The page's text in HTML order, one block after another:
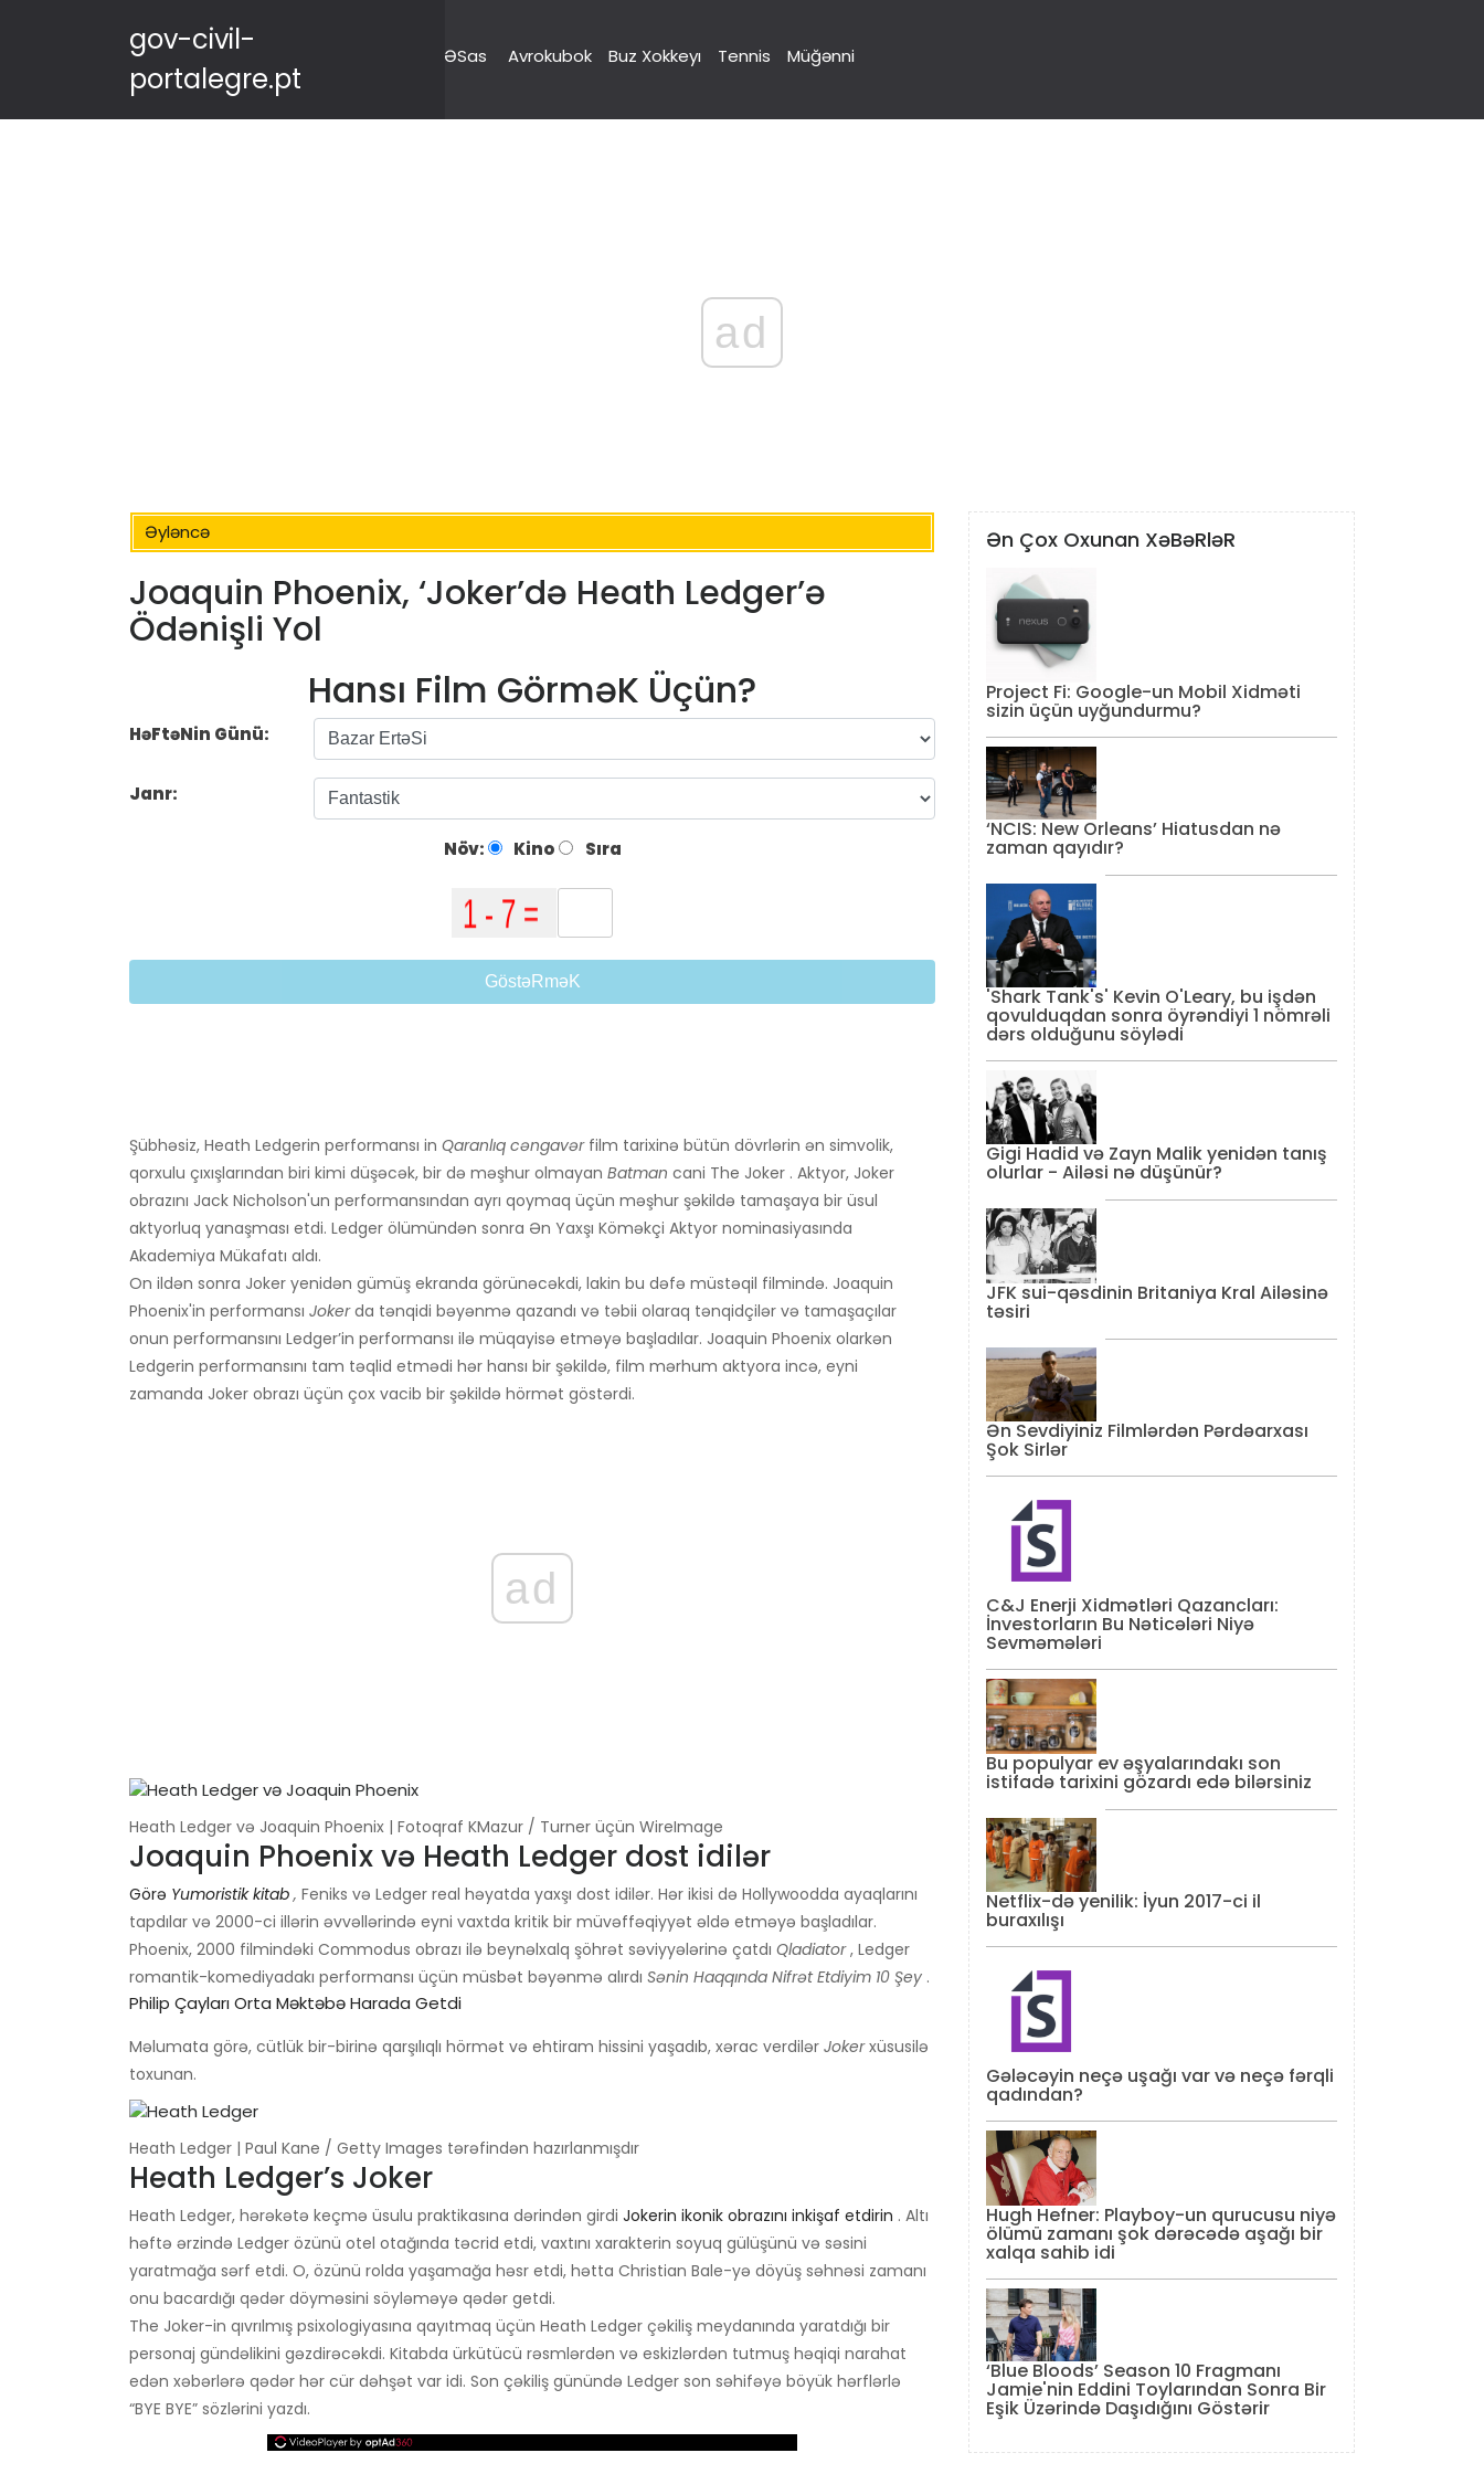
gov-civil-
portalegre.pt
ƏSas Avrokubok Buz Xokkeyı Tennis Müğənni
ad
Əyləncə
Joaquin Phoenix, ‘Joker’də Heath Ledger’ə
Ödənişli Yol
Hansı Film GörməK Üçün?
HəFtəNin Günü:
Janr:
Növ: Kino Sıra
GöstəRməK
Şübhəsiz, Heath Ledgerin performansı in Qaranlıq cəngavərfilm tarixinə bütün dövrlərin ən simvolik,
qorxulu çıxışlarından biri kimi düşəcək, bir də məşhur olmayan Batman cani The Joker . Aktyor, Joker
obrazını Jack Nicholson'un performansından ayrı qoymaq üçün məşhur şəkildə tamaşaya bir üsul
aktyorluq yanaşması etdi. Ledger ölümündən sonra Ən Yaxşı Köməkçi Aktyor nominasiyasında
Akademiya Mükafatı aldı.
On ildən sonra Joker yenidən gümüş ekranda görünəcəkdi, lakin bu dəfə müstəqil filmində. Joaquin
Phoenix'in performansı Jokerda tənqidi bəyənmə qazandı və təbii olaraq tənqidçilər və tamaşaçılar
onun performansını Ledger’in performansı ilə müqayisə etməyə başladılar. Joaquin Phoenix olarkən
Ledgerin performansını tam təqlid etmədi hər hansı bir şəkildə, film mərhum aktyora incə, eyni
zamanda Joker obrazı üçün çox vacib bir şəkildə hörmət göstərdi.
ad
Heath Ledger və Joaquin Phoenix | Fotoqraf KMazur / Turner üçün WireImage
Joaquin Phoenix və Heath Ledger dost idilər
Görə Yumoristik kitab, Feniks və Ledger real həyatda yaxşı dost idilər. Hər ikisi də Hollywoodda ayaqlarını
tapdılar və 2000-ci illərin əvvəllərində eyni vaxtda kritik bir müvəffəqiyyət əldə etməyə başladılar.
Phoenix, 2000 filmindəki Commodus obrazı ilə beynəlxalq şöhrət səviyyələrinə çatdı Qladiator, Ledger
romantik-komediyadakı performansı üçün müsbət bəyənmə alırdı Sənin Haqqında Nifrət Etdiyim 10 Şey .
Philip Çayları Orta Məktəbə Harada Getdi
Məlumata görə, cütlük bir-birinə qarşılıqlı hörmət və ehtiram hissini yaşadıb, xərac verdilər Jokerxüsusilə
toxunan.
Heath Ledger | Paul Kane / Getty Images tərəfindən hazırlanmışdır
Heath Ledger’s Joker
Heath Ledger, hərəkətə keçmə üsulu praktikasına dərindən girdi Jokerin ikonik obrazını inkişaf etdirin . Altı
həftə ərzində Ledger özünü otel otağında təcrid etdi, vaxtını xarakterin soyuq gülüşünü və səsini
yaratmağa sərf etdi. O, özünü rolda yaşamağa həsr etdi, hətta Christian Bale-yə döyüş səhnəsi zamanı
onu bacardığı qədər döyməsini söyləməyə qədər getdi.
The Joker-in qıvrılmış psixologiyasına qayıtmaq üçün Heath Ledger çəkiliş meydanında yaratdığı bir
personaj gündəlikini gəzdirəcəkdi. Kitabda ürkütücü rəsmlərdən və eskizlərdən tutmuş həqiqi narahat
edən xəbərlərə qədər hər cür dəhşət var idi. Son çəkiliş günündə Ledger son səhifəyə böyük hərflərlə
“BYE BYE” sözlərini yazdı.
Ən Çox Oxunan XəBəRləR
Project Fi: Google-un Mobil Xidməti
sizin üçün uyğundurmu?
‘NCIS: New Orleans’ Hiatusdan nə
zaman qayıdır?
'Shark Tank's' Kevin O'Leary, bu işdən
qovulduqdan sonra öyrəndiyi 1 nömrəli
dərs olduğunu söylədi
Gigi Hadid və Zayn Malik yenidən tanış
olurlar - Ailəsi nə düşünür?
JFK sui-qəsdinin Britaniya Kral Ailəsinə
təsiri
Ən Sevdiyiniz Filmlərdən Pərdəarxası
Şok Sirlər
C&J Enerji Xidmətləri Qazancları:
İnvestorların Bu Nəticələri Niyə
Sevməmələri
Bu populyar ev əşyalarındakı son
istifadə tarixini gözardı edə bilərsiniz
Netflix-də yenilik: İyun 2017-ci il
buraxılışı
Gələcəyin neçə uşağı var və neçə fərqli
qadından?
Hugh Hefner: Playboy-un qurucusu niyə
ölümü zamanı şok dərəcədə aşağı bir
xalqa sahib idi
‘Blue Bloods’ Season 10 Fragmanı
Jamie'nin Eddini Toylarından Sonra Bir
Eşik Üzərində Daşıdığını Göstərir